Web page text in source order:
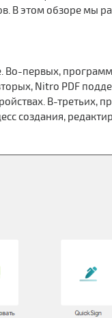
В этом обзоре мы
Во-первых,
Nitro PDF
В-третьих,
создания,